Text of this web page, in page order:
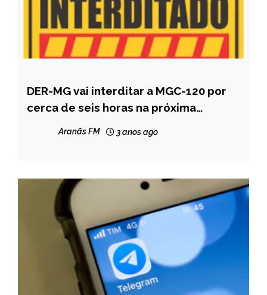
CAPELINHA
MINAS
DER-MG vai interditar a MGC-120 por
cerca de seis horas na próxima
Aranãs FM 3 anos ago